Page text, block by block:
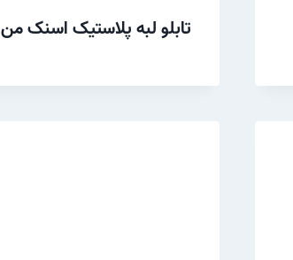
تابلو لبه پلاستیک اسنک من